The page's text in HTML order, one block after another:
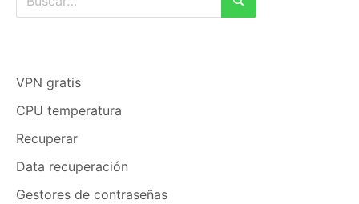
Buscar
VPN gratis
CPU temperatura
Recuperar
Data recuperación
Gestores de contraseñas